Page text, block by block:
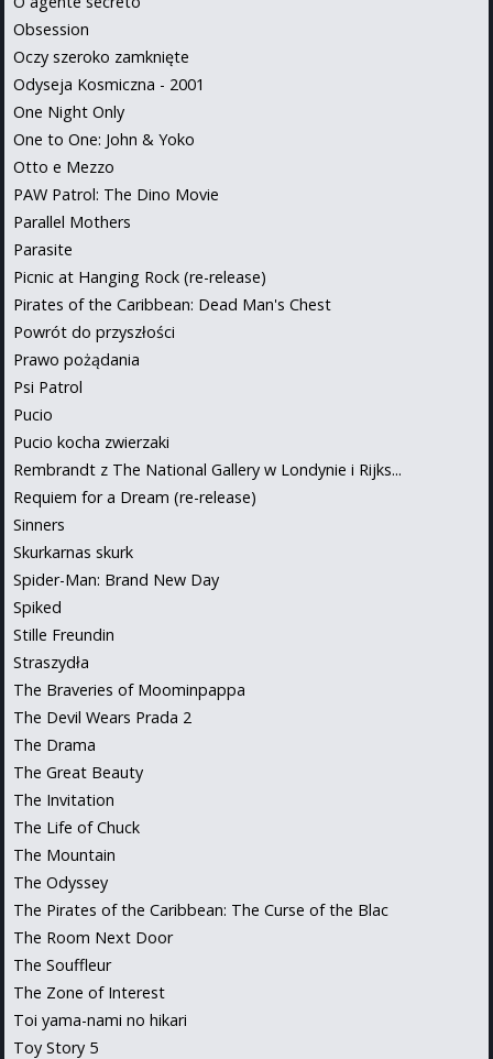
Obsession
Oczy szeroko zamknięte
Odyseja Kosmiczna - 2001
One Night Only
One to One: John & Yoko
Otto e Mezzo
PAW Patrol: The Dino Movie
Parallel Mothers
Parasite
Picnic at Hanging Rock (re-release)
Pirates of the Caribbean: Dead Man's Chest
Powrót do przyszłości
Prawo pożądania
Psi Patrol
Pucio
Pucio kocha zwierzaki
Rembrandt z The National Gallery w Londynie i Rijks...
Requiem for a Dream (re-release)
Sinners
Skurkarnas skurk
Spider-Man: Brand New Day
Spiked
Stille Freundin
Straszydła
The Braveries of Moominpappa
The Devil Wears Prada 2
The Drama
The Great Beauty
The Invitation
The Life of Chuck
The Mountain
The Odyssey
The Pirates of the Caribbean: The Curse of the Blac
The Room Next Door
The Souffleur
The Zone of Interest
Toi yama-nami no hikari
Toy Story 5